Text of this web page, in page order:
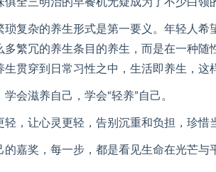
琐复杂的养生形式是第一要义。年轻人
多繁冗的养生条目的养生，而是在一种
贯穿到日常习性之中，生活即养生，这
会滋养自己，学会“轻养”自己。
，让心灵更轻，告别沉重和负担，珍惜
嘉奖，每一步，都是看见生命在光芒与